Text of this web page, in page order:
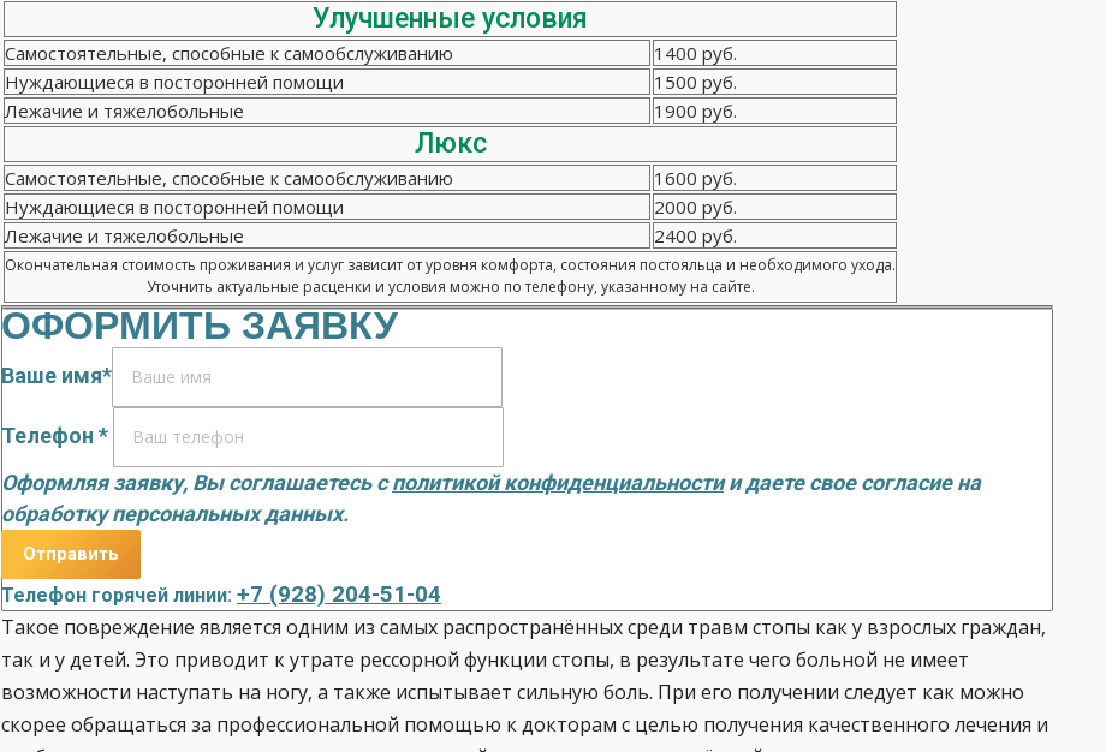
Улучшенные условия
Самостоятельные, способные к самообслуживанию
1400 руб.
Нуждающиеся в посторонней помощи
1500 руб.
Лежачие и тяжелобольные
1900 руб.
Люкс
Самостоятельные, способные к самообслуживанию
1600 руб.
Нуждающиеся в посторонней помощи
2000 руб.
Лежачие и тяжелобольные
2400 руб.
Окончательная стоимость проживания и услуг зависит от уровня комфорта, состояния постояльца и необходимого ухода.
Уточнить актуальные расценки и условия можно по телефону, указанному на сайте.
ОФОРМИТЬ ЗАЯВКУ
Ваше имя*
Телефон *
Оформляя заявку, Вы соглашаетесь сполитикой конфиденциальностии даете свое согласие на
обработку персональных данных.
Телефон горячей линии: +7 (928) 204-51-04
Такое повреждение является одним из самых распространённых среди травм стопы как у взрослых граждан,
так и у детей. Это приводит к утрате рессорной функции стопы, в результате чего больной не имеет
возможности наступать на ногу, а также испытывает сильную боль. При его получении следует как можно
скорее обращаться за профессиональной помощью к докторам с целью получения качественного лечения и